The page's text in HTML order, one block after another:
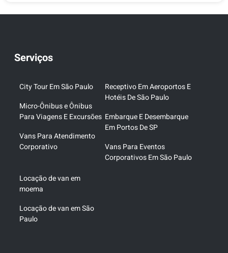
Serviços
City Tour Em São Paulo
Micro-Ônibus e Ônibus
Para Viagens E Excursões
Vans Para Atendimento
Corporativo
Receptivo Em Aeroportos E
Hotéis De São Paulo
Embarque E Desembarque
Em Portos De SP
Vans Para Eventos
Corporativos Em São Paulo
Locação de van em
moema
Locação de van em São
Paulo